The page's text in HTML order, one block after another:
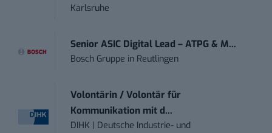
Karlsruhe
Senior ASIC Digital Lead – ATPG & M...
Bosch Gruppe in Reutlingen
Volontärin / Volontär für
Kommunikation mit d...
DIHK | Deutsche Industrie- und